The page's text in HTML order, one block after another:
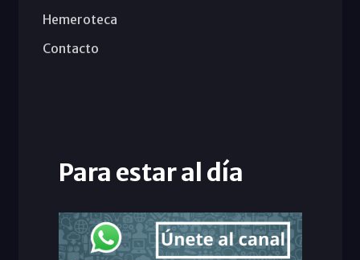
Hemeroteca
Contacto
Para estar al día